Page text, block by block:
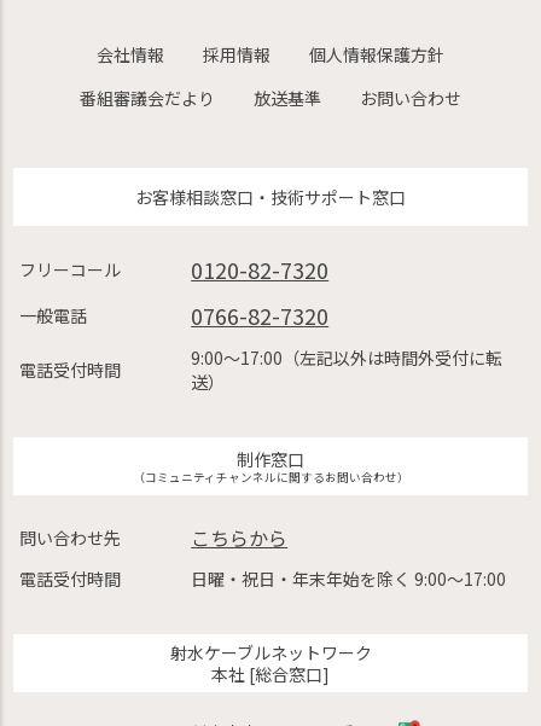
会社情報 採用情報
個人情報保護方針
番組審議会だより
放送基準 お問い合わせ
お客様相談窓口・技術サポート窓口
フリーコール 0120-82-7320
一般電話 0766-82-7320
電話受付時間
9:00〜17:00（左記以外は時間外受付に転
送）
制作窓口
（コミュニティチャンネルに関するお問い合わせ）
問い合わせ先 こちらから
電話受付時間 日曜・祝日・年末年始を除く 9:00〜17:00
射水ケーブルネットワーク
本社 [総合窓口]